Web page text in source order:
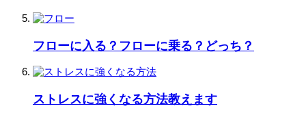
フローに入る？フローに乗る？どっち？
ストレスに強くなる方法教えます